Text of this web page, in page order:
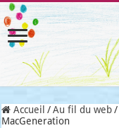
Accueil / Au fil du web /
MacGeneration